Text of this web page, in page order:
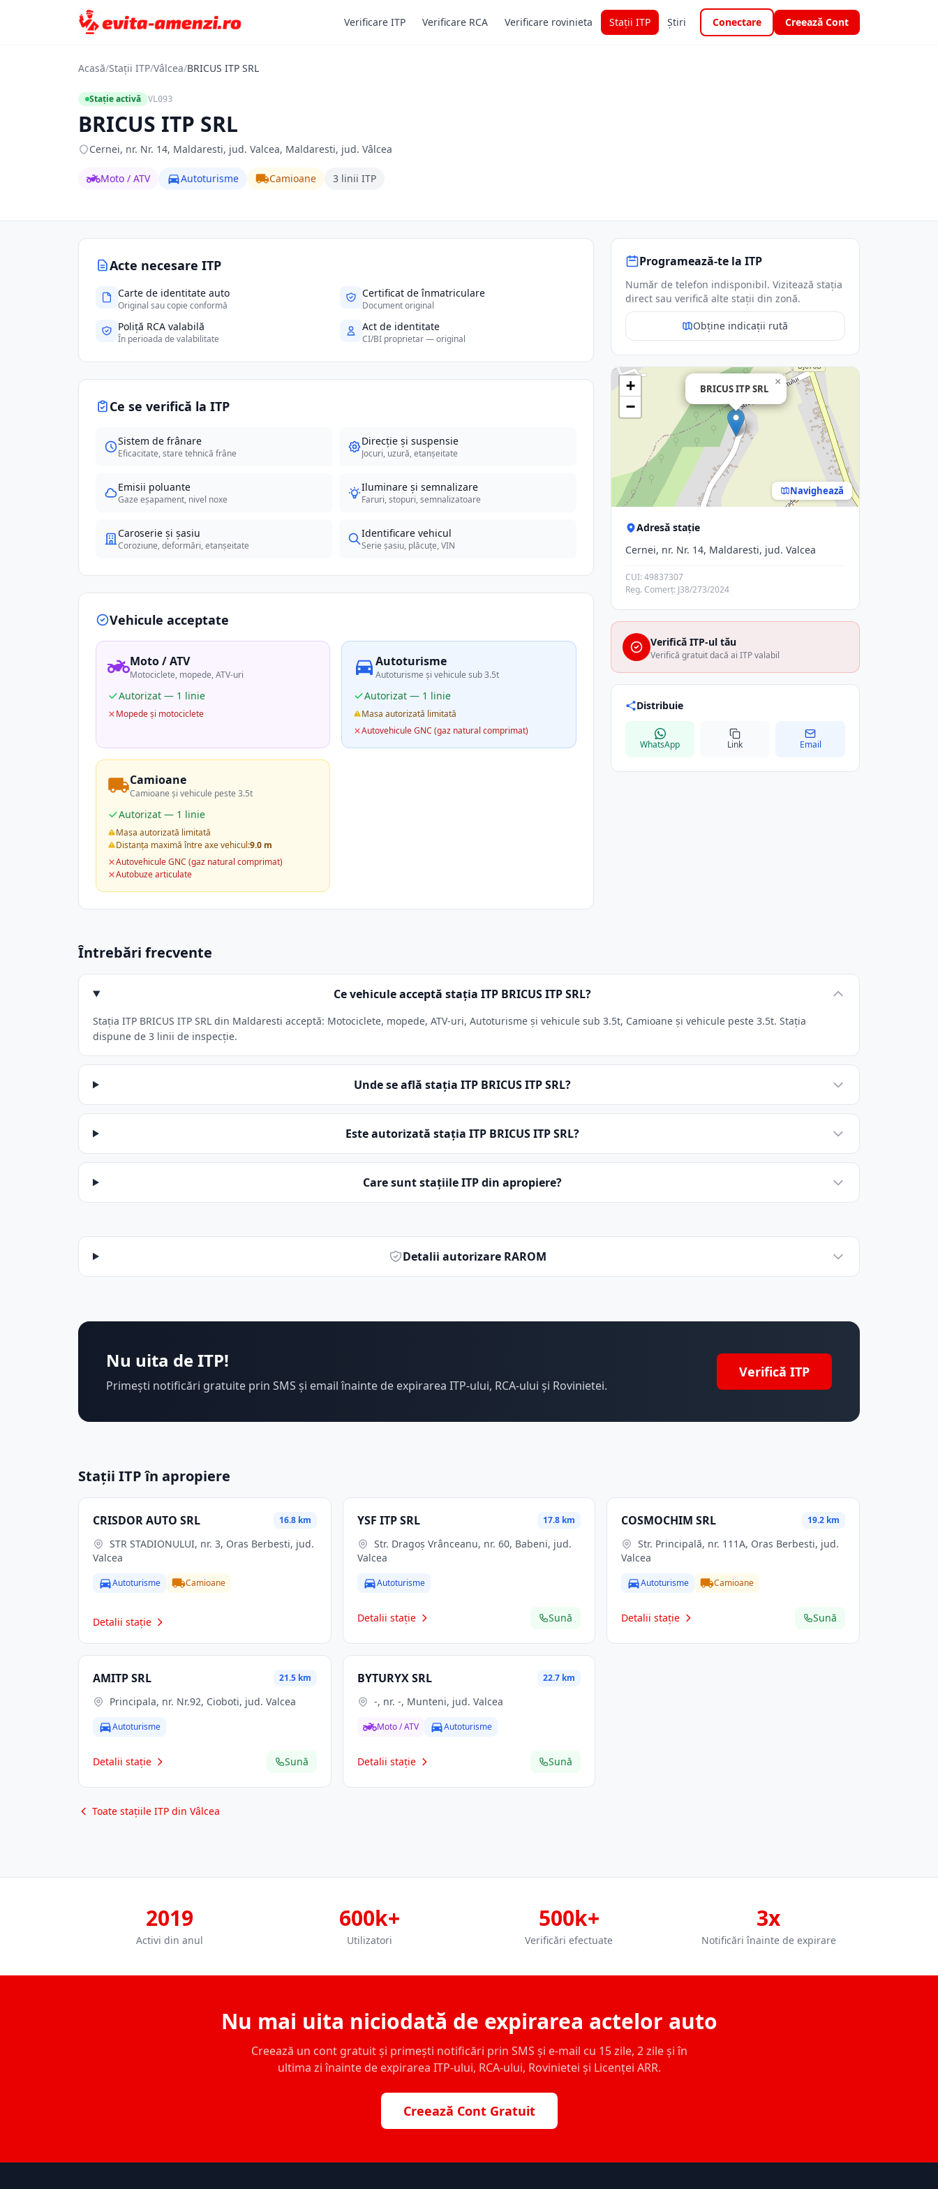
Verificare ITP Verificare RCA Verificare rovinieta Stații ITP Știri Conectare Creează Cont
Acasă/Stații ITP/Vâlcea/BRICUS ITP SRL
Stație activă VL093
BRICUS ITP SRL
Cernei, nr. Nr. 14, Maldaresti, jud. Valcea, Maldaresti, jud. Vâlcea
Moto / ATV Autoturisme Camioane 3 linii ITP
Acte necesare ITP
Carte de identitate auto
Original sau copie conformă
Certificat de înmatriculare
Document original
Poliță RCA valabilă
În perioada de valabilitate
Act de identitate
CI/BI proprietar — original
Ce se verifică la ITP
Sistem de frânare
Eficacitate, stare tehnică frâne
Direcție și suspensie
Jocuri, uzură, etanșeitate
Emisii poluante
Gaze eșapament, nivel noxe
Iluminare și semnalizare
Faruri, stopuri, semnalizatoare
Caroserie și șasiu
Coroziune, deformări, etanșeitate
Identificare vehicul
Serie șasiu, plăcuțe, VIN
Vehicule acceptate
Moto / ATV
Motociclete, mopede, ATV-uri
Autorizat — 1 linie
Mopede și motociclete
Autoturisme
Autoturisme și vehicule sub 3.5t
Autorizat — 1 linie
Masa autorizată limitată
Autovehicule GNC (gaz natural comprimat)
Camioane
Camioane și vehicule peste 3.5t
Autorizat — 1 linie
Masa autorizată limitată
Distanța maximă între axe vehicul:9.0 m
Autovehicule GNC (gaz natural comprimat)
Autobuze articulate
Programează-te la ITP
Număr de telefon indisponibil. Vizitează stația
direct sau verifică alte stații din zonă.
Obține indicații rută
BRICUS ITP SRL
×
+
−
Navighează
Adresă stație
Cernei, nr. Nr. 14, Maldaresti, jud. Valcea
CUI: 49837307
Reg. Comerț: J38/273/2024
Verifică ITP-ul tău
Verifică gratuit dacă ai ITP valabil
Distribuie
WhatsApp Link Email
Întrebări frecvente
Ce vehicule acceptă stația ITP BRICUS ITP SRL?
Stația ITP BRICUS ITP SRL din Maldaresti acceptă: Motociclete, mopede, ATV-uri, Autoturisme și vehicule sub 3.5t, Camioane și vehicule peste 3.5t. Stația
dispune de 3 linii de inspecție.
Unde se află stația ITP BRICUS ITP SRL?
Este autorizată stația ITP BRICUS ITP SRL?
Care sunt stațiile ITP din apropiere?
Detalii autorizare RAROM
Nu uita de ITP!
Primești notificări gratuite prin SMS și email înainte de expirarea ITP-ului, RCA-ului și Rovinietei.
Verifică ITP
Stații ITP în apropiere
CRISDOR AUTO SRL 16.8 km
Valcea
Autoturisme Camioane
Detalii stație
YSF ITP SRL 17.8 km
Valcea
Autoturisme
Detalii stație Sună
COSMOCHIM SRL 19.2 km
Str. Principală, nr. 111A, Oras Berbesti, jud.
Valcea
Autoturisme Camioane
Detalii stație Sună
AMITP SRL 21.5 km
Principala, nr. Nr.92, Cioboti, jud. Valcea
Autoturisme
Detalii stație Sună
BYTURYX SRL 22.7 km
-, nr. -, Munteni, jud. Valcea
Moto / ATV Autoturisme
Detalii stație Sună
Toate stațiile ITP din Vâlcea
2019
Activi din anul
600k+
Utilizatori
500k+
Verificări efectuate
3x
Notificări înainte de expirare
Nu mai uita niciodată de expirarea actelor auto
Creează un cont gratuit și primești notificări prin SMS și e-mail cu 15 zile, 2 zile și în
ultima zi înainte de expirarea ITP-ului, RCA-ului, Rovinietei și Licenței ARR.
Creează Cont Gratuit